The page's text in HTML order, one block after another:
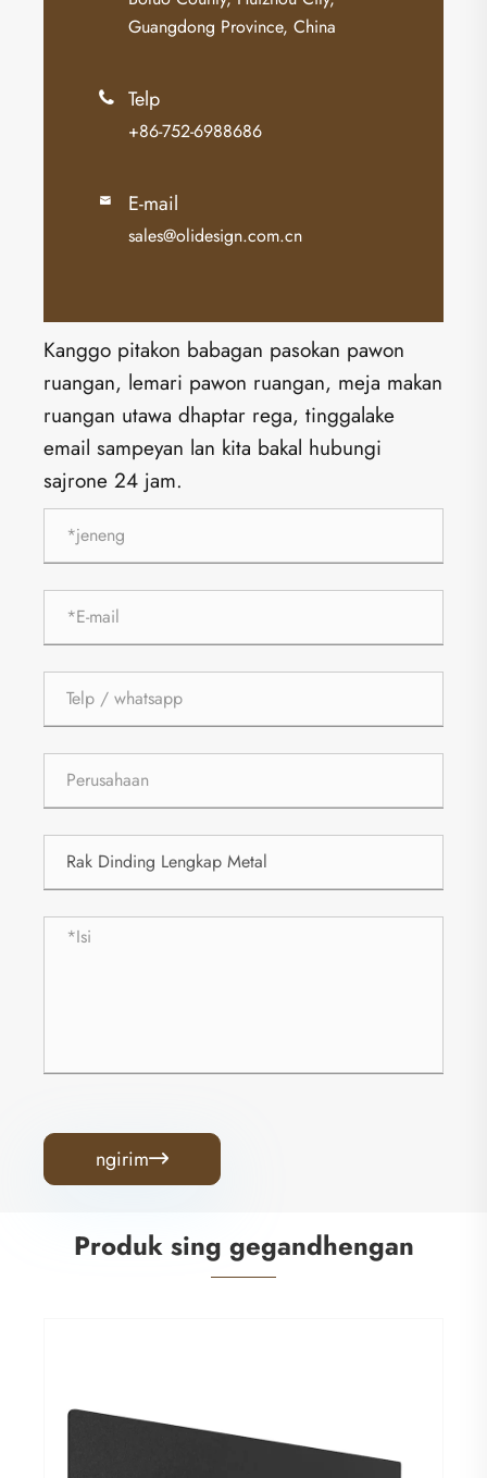
Guangdong Province, China
 Telp
+86-752-6988686
 E-mail
sales@olidesign.com.cn
Kanggo pitakon babagan pasokan pawon
ruangan, lemari pawon ruangan, meja makan
ruangan utawa dhaptar rega, tinggalake
email sampeyan lan kita bakal hubungi
sajrone 24 jam.
ngirim
Produk sing gegandhengan